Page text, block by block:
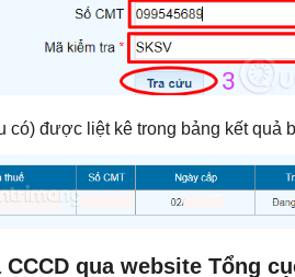
có) được liệt kê trong bảng kết quả
qua website Tổng